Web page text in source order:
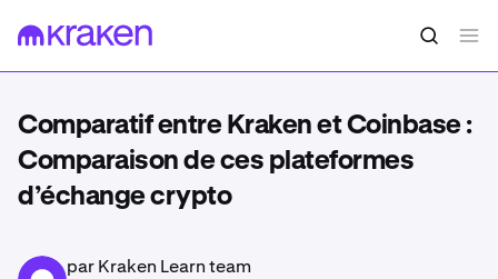
Comparatif entre Kraken et Coinbase :
Comparaison de ces plateformes
d’échange crypto
par Kraken Learn team